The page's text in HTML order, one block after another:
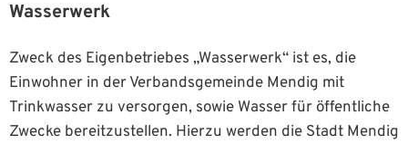
Wasserwerk
Wasserwerk
Zweck des Eigenbetriebes „Wasserwerk“ ist es, die
Einwohner in der Verbandsgemeinde Mendig mit
Trinkwasser zu versorgen, sowie Wasser für öffentliche
Zwecke bereitzustellen. Hierzu werden die Stadt Mendig